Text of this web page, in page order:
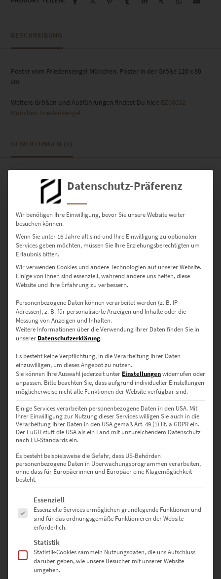
BESCHREIBUNG
Poster vom Friedensengel München. Poster in der Größe 120 x 80
cm
Weitere Größen und Ausführungen findest Du hier: EZ00032
München Friedensengel
BEWERTUNGEN (0)
Bewertungen
Es gibt noch keine Bewertungen.
0
SCHREIBE DIE ERSTE BEWERTUNG FÜR „MÜNCHEN
FRIEDENSENGEL ALS POSTER BESTELLEN“
Erforderliche Felder sind mit*markiert
DEINE BEWERTUNG*
Datenschutz-Präferenz
Wir benötigen Ihre Einwilligung, bevor Sie unsere Website weiter
besuchen können.
Wenn Sie unter 16 Jahre alt sind und Ihre Einwilligung zu optionalen
Services geben möchten, müssen Sie Ihre Erziehungsberechtigten um
Erlaubnis bitten.
Wir verwenden Cookies und andere Technologien auf unserer Website.
Einige von ihnen sind essenziell, während andere uns helfen, diese
Website und Ihre Erfahrung zu verbessern.
Personenbezogene Daten können verarbeitet werden (z. B. IP-
Adressen), z. B. für personalisierte Anzeigen und Inhalte oder die
Messung von Anzeigen und Inhalten.
Weitere Informationen über die Verwendung Ihrer Daten finden Sie in
unserer Datenschutzerklärung.
Es besteht keine Verpflichtung, in die Verarbeitung Ihrer Daten
einzuwilligen, um dieses Angebot zu nutzen.
Sie können Ihre Auswahl jederzeit unter Einstellungenwiderrufen oder
anpassen. Bitte beachten Sie, dass aufgrund individueller Einstellungen
möglicherweise nicht alle Funktionen der Website verfügbar sind.
Einige Services verarbeiten personenbezogene Daten in den USA. Mit
Ihrer Einwilligung zur Nutzung dieser Services willigen Sie auch in die
Verarbeitung Ihrer Daten in den USA gemäß Art. 49 (1) lit. a GDPR ein.
Der EuGH stuft die USA als ein Land mit unzureichendem Datenschutz
nach EU-Standards ein.
Es besteht beispielsweise die Gefahr, dass US-Behörden
personenbezogene Daten in Überwachungsprogrammen verarbeiten,
ohne dass für Europäerinnen und Europäer eine Klagemöglichkeit
besteht.
Es folgt eine Liste der Service-Gruppen, für die eine Einwilligung
Essenziell
Essenzielle Services ermöglichen grundlegende Funktionen und
sind für das ordnungsgemäße Funktionieren der Website
erforderlich.
Statistik
Statistik-Cookies sammeln Nutzungsdaten, die uns Aufschluss
darüber geben, wie unsere Besucher mit unserer Website
umgehen.